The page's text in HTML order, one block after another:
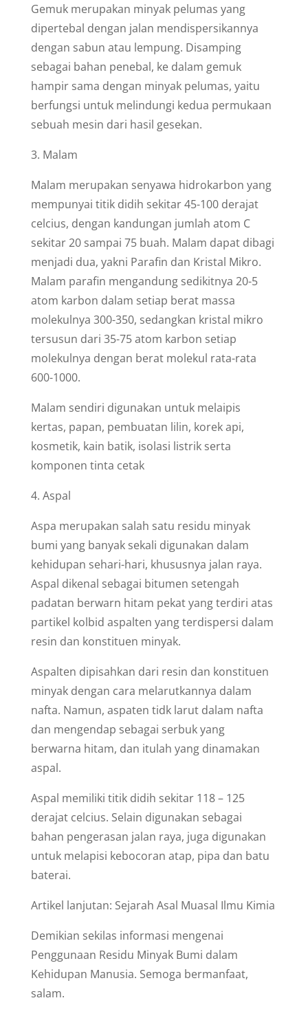
Gemuk merupakan minyak pelumas yang
dipertebal dengan jalan mendispersikannya
dengan sabun atau lempung. Disamping
sebagai bahan penebal, ke dalam gemuk
hampir sama dengan minyak pelumas, yaitu
berfungsi untuk melindungi kedua permukaan
sebuah mesin dari hasil gesekan.
3. Malam
Malam merupakan senyawa hidrokarbon yang
mempunyai titik didih sekitar 45-100 derajat
celcius, dengan kandungan jumlah atom C
sekitar 20 sampai 75 buah. Malam dapat dibagi
menjadi dua, yakni Parafin dan Kristal Mikro.
Malam parafin mengandung sedikitnya 20-5
atom karbon dalam setiap berat massa
molekulnya 300-350, sedangkan kristal mikro
tersusun dari 35-75 atom karbon setiap
molekulnya dengan berat molekul rata-rata
600-1000.
Malam sendiri digunakan untuk melaipis
kertas, papan, pembuatan lilin, korek api,
kosmetik, kain batik, isolasi listrik serta
komponen tinta cetak
4. Aspal
Aspa merupakan salah satu residu minyak
bumi yang banyak sekali digunakan dalam
kehidupan sehari-hari, khususnya jalan raya.
Aspal dikenal sebagai bitumen setengah
padatan berwarn hitam pekat yang terdiri atas
partikel kolbid aspalten yang terdispersi dalam
resin dan konstituen minyak.
Aspalten dipisahkan dari resin dan konstituen
minyak dengan cara melarutkannya dalam
nafta. Namun, aspaten tidk larut dalam nafta
dan mengendap sebagai serbuk yang
berwarna hitam, dan itulah yang dinamakan
aspal.
Aspal memiliki titik didih sekitar 118 – 125
derajat celcius. Selain digunakan sebagai
bahan pengerasan jalan raya, juga digunakan
untuk melapisi kebocoran atap, pipa dan batu
baterai.
Artikel lanjutan: Sejarah Asal Muasal Ilmu Kimia
Demikian sekilas informasi mengenai
Penggunaan Residu Minyak Bumi dalam
Kehidupan Manusia. Semoga bermanfaat,
salam.